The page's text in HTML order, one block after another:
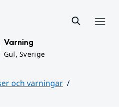
Varning
Gul, Sverige
och varningar